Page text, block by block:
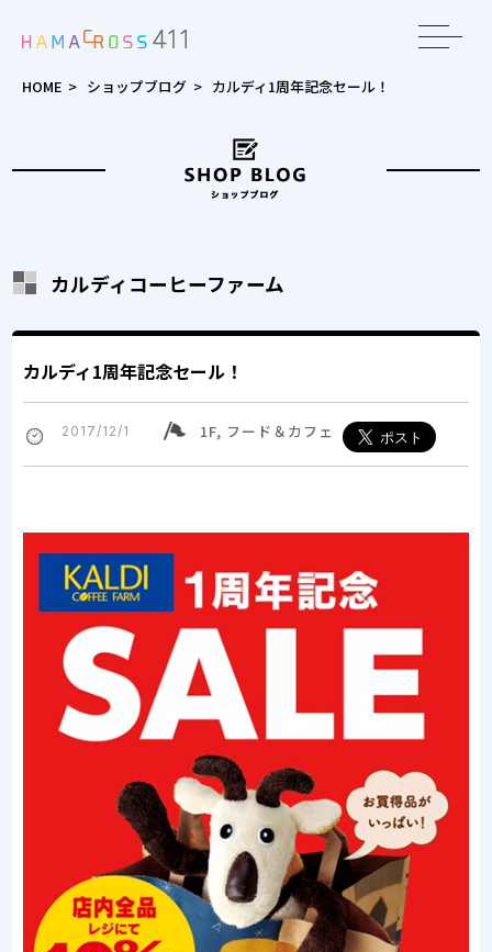
HOME > ショップブログ > カルディ1周年記念セール！
カルディコーヒーファーム
カルディ1周年記念セール！
2017/12/1 1F, フード＆カフェ